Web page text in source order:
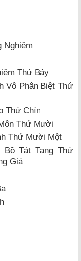
Nghiêm
Thứ Bảy
Vô Phân Biệt Thứ
Thứ Chín
Thứ Mười
Thứ Mười Một
Bồ Tát Tạng Thứ
Giả